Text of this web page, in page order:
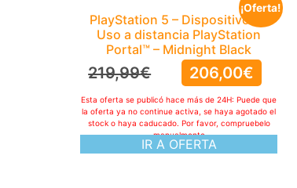
¡Oferta!
PlayStation 5 – Dispositivo de
Uso a distancia PlayStation
Portal™ – Midnight Black
219,99€ 206,00€
IR A OFERTA
Esta oferta se publicó hace más de 24H: Puede que
la oferta ya no continue activa, se haya agotado el
stock o haya caducado. Por favor, compruebelo
manualmente